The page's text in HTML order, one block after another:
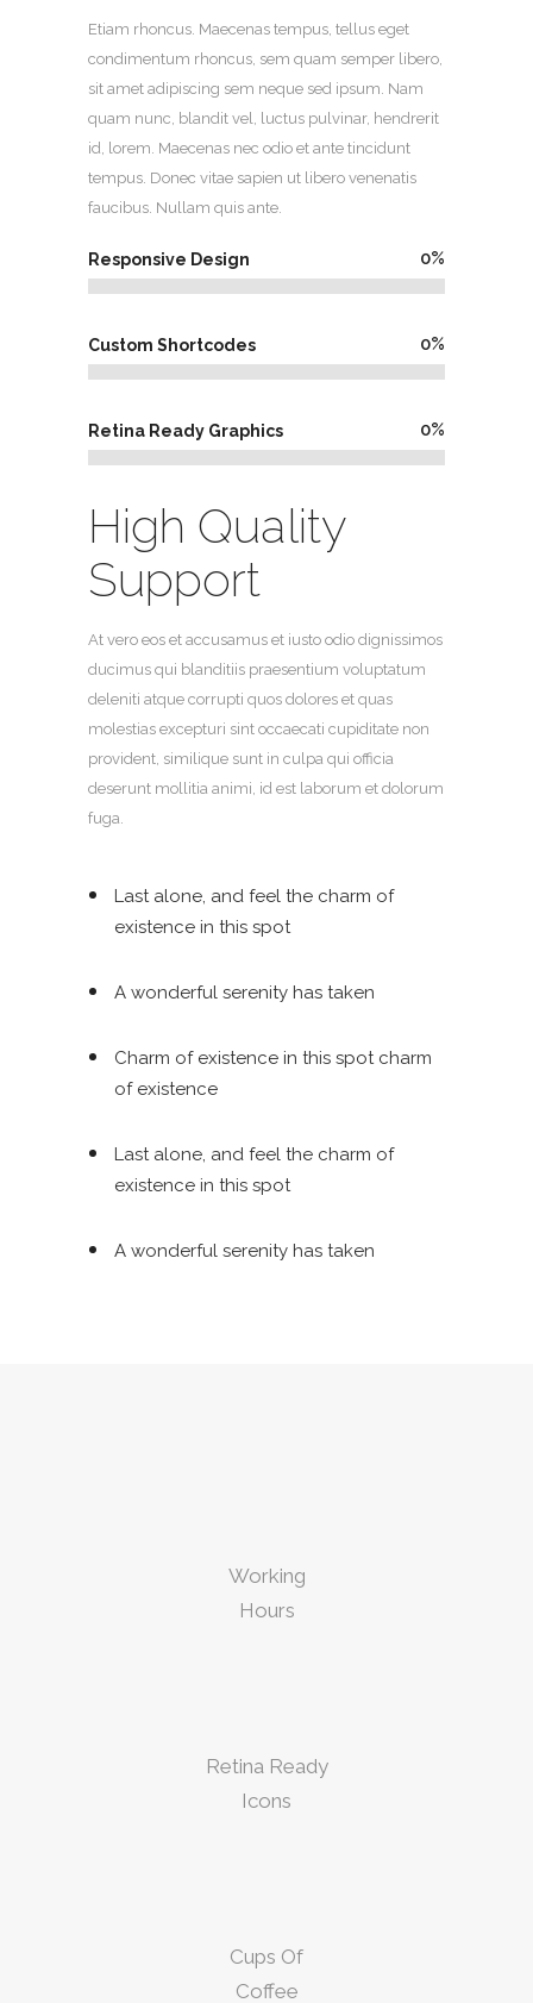
Etiam rhoncus. Maecenas tempus, tellus eget
condimentum rhoncus, sem quam semper libero,
sit amet adipiscing sem neque sed ipsum. Nam
quam nunc, blandit vel, luctus pulvinar, hendrerit
id, lorem. Maecenas nec odio et ante tincidunt
tempus. Donec vitae sapien ut libero venenatis
faucibus. Nullam quis ante.
Responsive Design 0%
Custom Shortcodes 0%
Retina Ready Graphics 0%
High Quality
Support
At vero eos et accusamus et iusto odio dignissimos
ducimus qui blanditiis praesentium voluptatum
deleniti atque corrupti quos dolores et quas
molestias excepturi sint occaecati cupiditate non
provident, similique sunt in culpa qui officia
deserunt mollitia animi, id est laborum et dolorum
fuga.
Last alone, and feel the charm of
existence in this spot
A wonderful serenity has taken
Charm of existence in this spot charm
of existence
Last alone, and feel the charm of
existence in this spot
A wonderful serenity has taken
Working
Hours
Retina Ready
Icons
Cups Of
Coffee